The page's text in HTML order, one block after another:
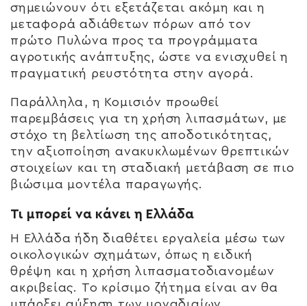
σημειώνουν ότι εξετάζεται ακόμη και η
μεταφορά αδιάθετων πόρων από τον
πρώτο Πυλώνα προς τα προγράμματα
αγροτικής ανάπτυξης, ώστε να ενισχυθεί η
πραγματική ρευστότητα στην αγορά.
Παράλληλα, η Κομισιόν προωθεί
παρεμβάσεις για τη χρήση λιπασμάτων, με
στόχο τη βελτίωση της αποδοτικότητας,
την αξιοποίηση ανακυκλωμένων θρεπτικών
στοιχείων και τη σταδιακή μετάβαση σε πιο
βιώσιμα μοντέλα παραγωγής.
Τι μπορεί να κάνει η Ελλάδα
Η Ελλάδα ήδη διαθέτει εργαλεία μέσω των
οικολογικών σχημάτων, όπως η ειδική
θρέψη και η χρήση λιπασματοδιανομέων
ακριβείας. Το κρίσιμο ζήτημα είναι αν θα